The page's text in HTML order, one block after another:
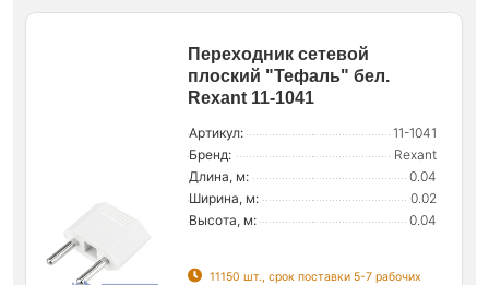
Переходник сетевой
плоский "Тефаль" бел.
Rexant 11-1041
Артикул:
11-1041
Бренд:
Rexant
Длина, м:
0.04
Ширина, м:
0.02
Высота, м:
0.04
11150 шт., срок поставки 5-7 рабочих